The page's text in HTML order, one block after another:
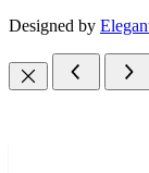
Designed by